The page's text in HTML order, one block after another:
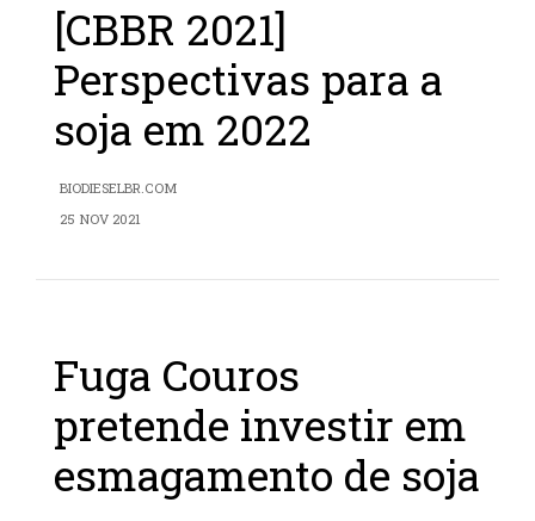
[CBBR 2021]
Perspectivas para a
soja em 2022
BIODIESELBR.COM
25 NOV 2021
Fuga Couros
pretende investir em
esmagamento de soja